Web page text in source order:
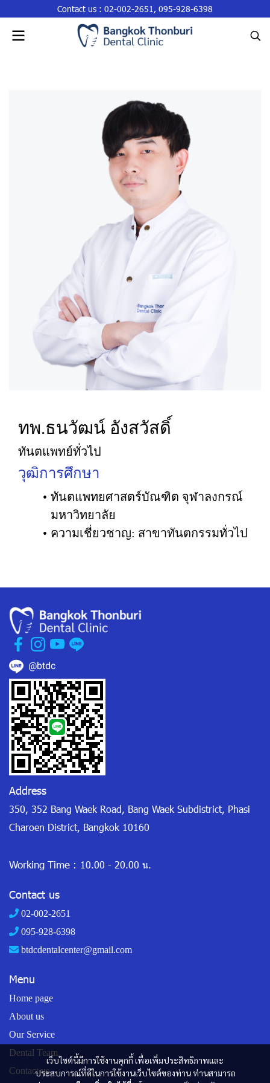
Contact us : 02-002-2651, 095-928-6398
ทพ.ธนวัฒน์ อังสวัสดิ์
ทันตแพทย์ทั่วไป
วุฒิการศึกษา
ทันตแพทยศาสตร์บัณฑิต จุฬาลงกรณ์
มหาวิทยาลัย
ความเชี่ยวชาญ: สาขาทันตกรรมทั่วไป
เว็บไซต์นี้มีการใช้งานคุกกี้ เพื่อเพิ่มประสิทธิภาพและ
ประสบการณ์ที่ดีในการใช้งานเว็บไซต์ของท่าน ท่านสามารถ
@btdc
Address
350, 352 Bang Waek Road, Bang Waek Subdistrict, Phasi
Charoen District, Bangkok 10160
Working Time : 10.00 - 20.00 น.
Contact us
02-002-2651
095-928-6398
btdcdentalcenter@gmail.com
Menu
Home page
About us
Our Service
Dental Team
Contact us